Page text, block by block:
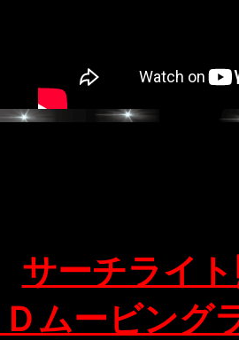
サーチライ
Ｄムービング